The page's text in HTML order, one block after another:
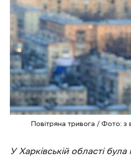
Повітряна тривога / Фото: з
У Харківській області